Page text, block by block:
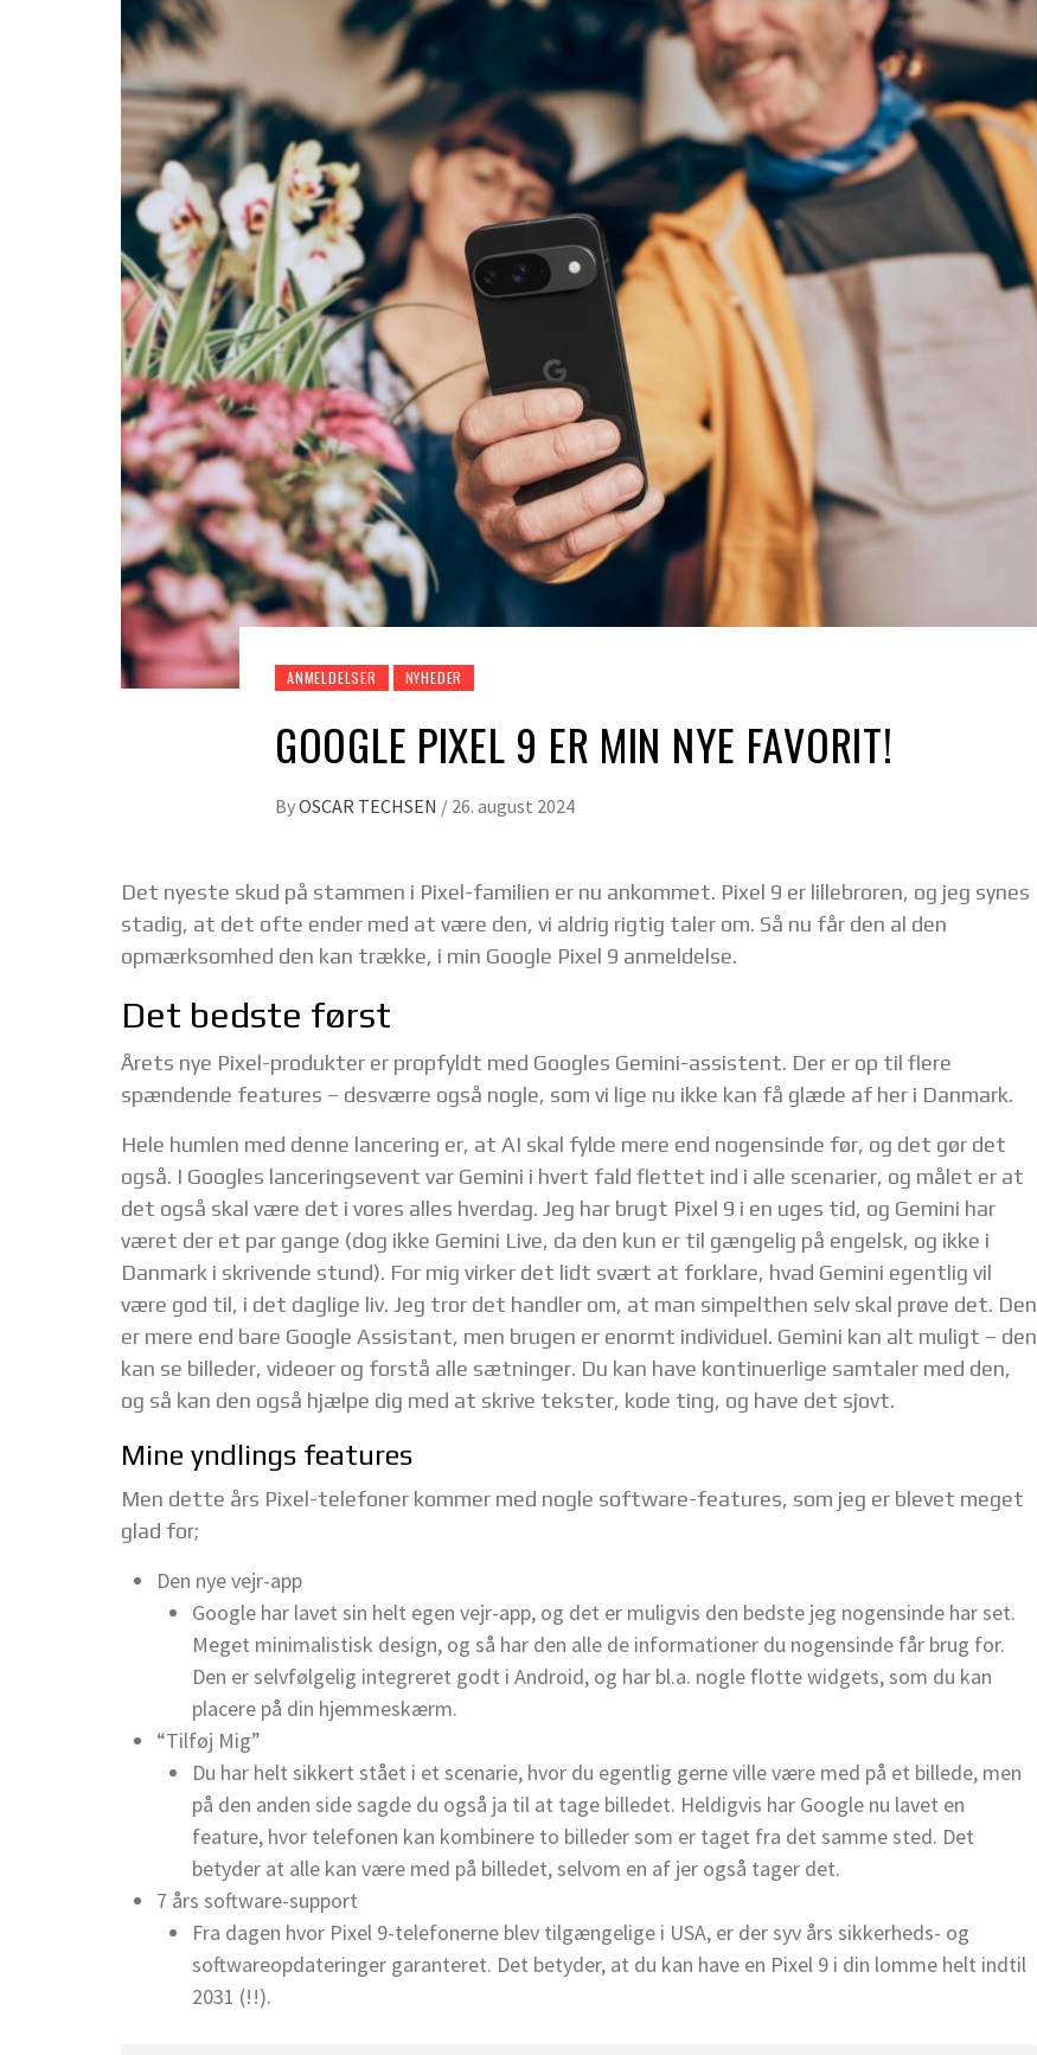
ANMELDELSER NYHEDER
GOOGLE PIXEL 9 ER MIN NYE FAVORIT!
ByOSCAR TECHSEN / 26. august 2024
Det nyeste skud på stammen i Pixel-familien er nu ankommet. Pixel 9 er lillebroren, og jeg synes
stadig, at det ofte ender med at være den, vi aldrig rigtig taler om. Så nu får den al den
opmærksomhed den kan trække, i min Google Pixel 9 anmeldelse.
Det bedste først
Årets nye Pixel-produkter er propfyldt med Googles Gemini-assistent. Der er op til flere
spændende features – desværre også nogle, som vi lige nu ikke kan få glæde af her i Danmark.
Hele humlen med denne lancering er, at AI skal fylde mere end nogensinde før, og det gør det
også. I Googles lanceringsevent var Gemini i hvert fald flettet ind i alle scenarier, og målet er at
det også skal være det i vores alles hverdag. Jeg har brugt Pixel 9 i en uges tid, og Gemini har
været der et par gange (dog ikke Gemini Live, da den kun er til gængelig på engelsk, og ikke i
Danmark i skrivende stund). For mig virker det lidt svært at forklare, hvad Gemini egentlig vil
være god til, i det daglige liv. Jeg tror det handler om, at man simpelthen selv skal prøve det. Den
er mere end bare Google Assistant, men brugen er enormt individuel. Gemini kan alt muligt – den
kan se billeder, videoer og forstå alle sætninger. Du kan have kontinuerlige samtaler med den,
og så kan den også hjælpe dig med at skrive tekster, kode ting, og have det sjovt.
Mine yndlings features
Men dette års Pixel-telefoner kommer med nogle software-features, som jeg er blevet meget
glad for;
Den nye vejr-app
Google har lavet sin helt egen vejr-app, og det er muligvis den bedste jeg nogensinde har set.
Meget minimalistisk design, og så har den alle de informationer du nogensinde får brug for.
Den er selvfølgelig integreret godt i Android, og har bl.a. nogle flotte widgets, som du kan
placere på din hjemmeskærm.
“Tilføj Mig”
Du har helt sikkert stået i et scenarie, hvor du egentlig gerne ville være med på et billede, men
på den anden side sagde du også ja til at tage billedet. Heldigvis har Google nu lavet en
feature, hvor telefonen kan kombinere to billeder som er taget fra det samme sted. Det
betyder at alle kan være med på billedet, selvom en af jer også tager det.
7 års software-support
Fra dagen hvor Pixel 9-telefonerne blev tilgængelige i USA, er der syv års sikkerheds- og
softwareopdateringer garanteret. Det betyder, at du kan have en Pixel 9 i din lomme helt indtil
2031 (!!).